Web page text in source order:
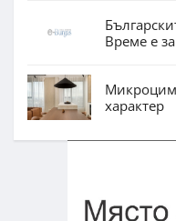
Време е
характер